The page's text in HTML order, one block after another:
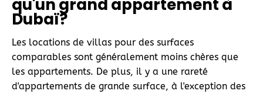
qu'un grand appartement à
Dubaï?
Les locations de villas pour des surfaces
comparables sont généralement moins chères que
les appartements. De plus, il y a une rareté
d'appartements de grande surface, à l'exception des